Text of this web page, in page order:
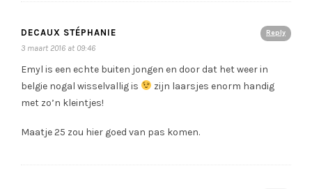
Reply
DECAUX STÉPHANIE
3 maart 2016 at 09:46
Emyl is een echte buiten jongen en door dat het weer in
belgie nogal wisselvallig is
zijn laarsjes enorm handig
met zo’n kleintjes!
Maatje 25 zou hier goed van pas komen.